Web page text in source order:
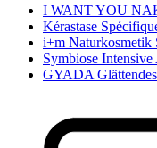
I WANT YOU
Kérastase
i+m Naturkosmetik
Symbiose
GYADA